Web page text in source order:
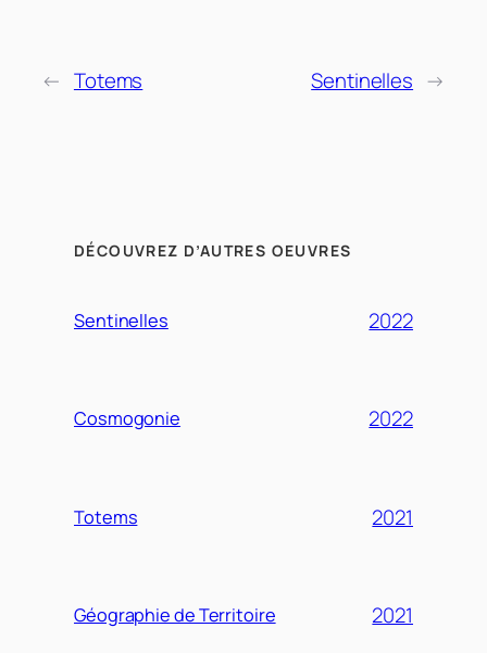
← Totems Sentinelles →
DÉCOUVREZ D’AUTRES OEUVRES
Sentinelles 2022
Cosmogonie 2022
Totems 2021
Géographie de Territoire 2021